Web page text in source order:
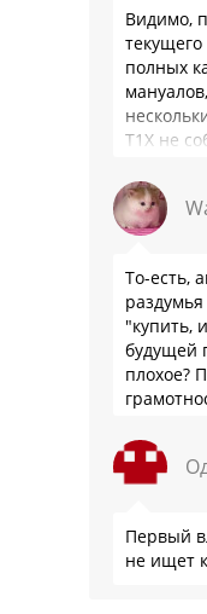
Видимо,
полных
Т1Х не
лет …
То-есть,
"купить,
будущей
плохое?
слышали?
Первый
не ищет